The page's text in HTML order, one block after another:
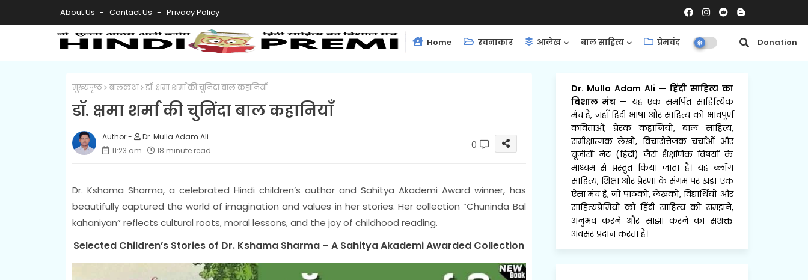
About Us Contact Us Privacy Policy
Home रचनाकार आलेख बाल साहित्य प्रेमचंद समीक्षाएँ Donation
मुख्यपृष्ठ बालकथा डॉ. क्षमा शर्मा की चुनिंदा बाल कहानियाँ
डॉ. क्षमा शर्मा की चुनिंदा बाल कहानियाँ
Dr. Mulla Adam Ali
11:23 am
18 minute read 0
Dr. Kshama Sharma, a celebrated Hindi children’s author and Sahitya Akademi Award winner, has
beautifully captured the world of imagination and values in her stories. Her collection “Chuninda Bal
kahaniyan” reflects cultural roots, moral lessons, and the joy of childhood reading.
Selected Children’s Stories of Dr. Kshama Sharma – A Sahitya Akademi Awarded Collection
Dr. Mulla Adam Ali —हिंदी साहित्य का
विशाल मंच — यह एक समर्पित साहित्यिक
मंच है, जहाँ हिंदी भाषा और साहित्य को भावपूर्ण
कविताओं, प्रेरक कहानियों, बाल साहित्य,
समीक्षात्मक लेखों, विचारोत्तेजक चर्चाओं और
यूजीसी नेट (हिंदी) जैसे शैक्षणिक विषयों के
माध्यम से प्रस्तुत किया जाता है। यह ब्लॉग
साहित्य, शिक्षा और प्रेरणा के संगम पर खड़ा एक
ऐसा मंच है, जो पाठकों, लेखकों, विद्यार्थियों और
साहित्यप्रेमियों को हिंदी साहित्य को समझने,
अनुभव करने और साझा करने का सशक्त
अवसर प्रदान करता है।